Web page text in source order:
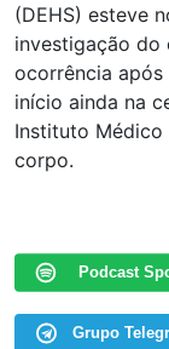
(DEHS) esteve
investigação do
ocorrência
início ainda na
Instituto Médico
corpo.
Podcast
Grupo